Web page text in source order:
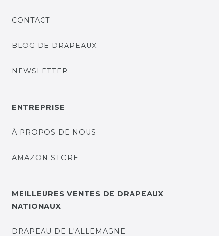
CONTACT
BLOG DE DRAPEAUX
NEWSLETTER
ENTREPRISE
À PROPOS DE NOUS
AMAZON STORE
MEILLEURES VENTES DE DRAPEAUX
NATIONAUX
DRAPEAU DE L'ALLEMAGNE